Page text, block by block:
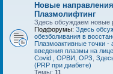
Новые
Плазмолифтинг
Здесь обсуждаем новые
Подфорумы: Здесь
обезболивания в
Плазмоактивные точки -
введения плазмы на лице
Covid , ОРВИ, ОРЗ
(PRP при диабете)
Темы: 11